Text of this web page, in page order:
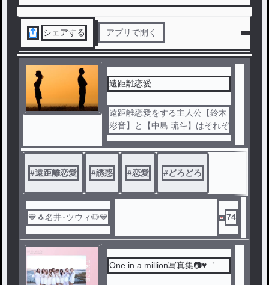
シェアする アプリで開く
遠距離恋愛
遠距離恋愛をする主人公【鈴木
彩音】と【中島 琉斗】はそれぞ
れの場所で生活をするが,中島
琉斗は一緒に仕事をしている女
性に誘惑され,鈴木 彩音は遠距
離恋愛をしている事を皆は知っ
い＿＿2人は誘惑に耐えられる
#遠距離恋愛 #誘惑 #恋愛 #どろどろ
💙🐧名井･ツウィ🐶💙 74
One in a million写真集📷♥゛